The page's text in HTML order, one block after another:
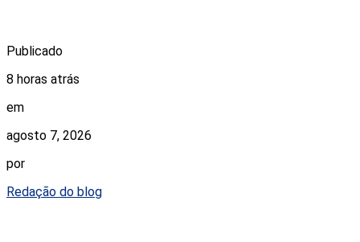
Publicado
8 horas atrás
em
agosto 7, 2026
por
Redação do blog